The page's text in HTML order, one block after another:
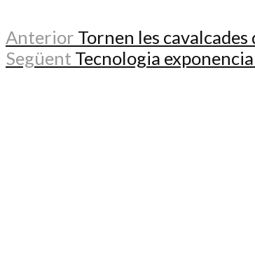
Anterior Tornen les cavalcades
Següent Tecnologia